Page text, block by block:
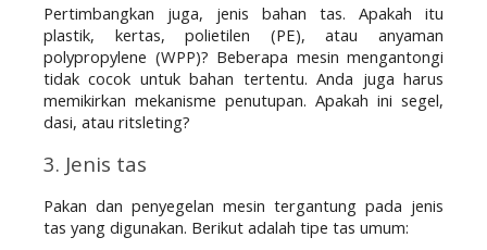
Pertimbangkan juga, jenis bahan tas. Apakah itu
plastik, kertas, polietilen (PE), atau anyaman
polypropylene (WPP)? Beberapa mesin mengantongi
tidak cocok untuk bahan tertentu. Anda juga harus
memikirkan mekanisme penutupan. Apakah ini segel,
dasi, atau ritsleting?
3. Jenis tas
Pakan dan penyegelan mesin tergantung pada jenis
tas yang digunakan. Berikut adalah tipe tas umum: